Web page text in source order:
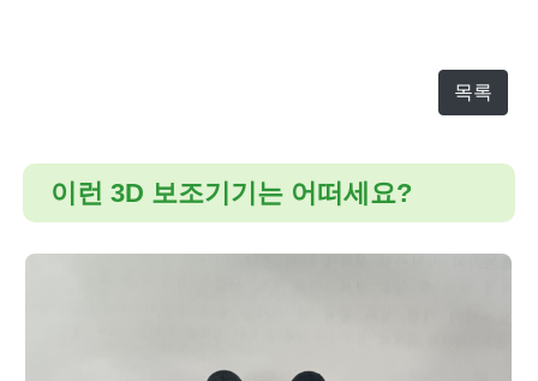
목록
이런 3D 보조기기는 어떠세요?